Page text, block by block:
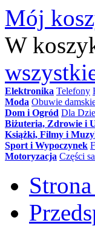
Mój
W
Elektronika Telefony
Moda Obuwie
Dom i Ogród Dla
Biżuteria, Zdrowie i
Książki, Filmy i
Sport i Wypoczynek
Motoryzacja Części